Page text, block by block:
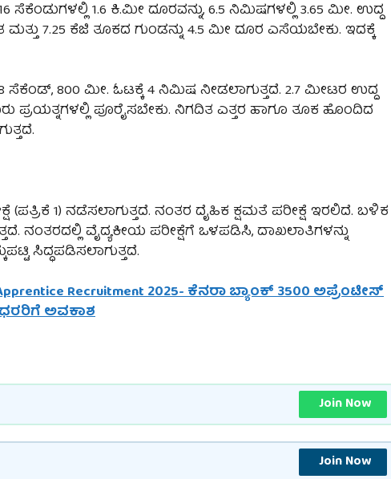
ಸೆಕೆಂಡುಗಳಲ್ಲಿ 1.6 ಕಿ.ಮೀ ದೂರವನ್ನು, 6.5 ನಿಮಿಷಗಳಲ್ಲಿ 3.65 ಮೀ. ಉದ್ದ
7.25 ಕೆಜಿ ತೂಕದ ಗುಂಡನ್ನು 4.5 ಮೀ ದೂರ ಎಸೆಯಬೇಕು. ಇದಕ್ಕೆ
800 ಮೀ. ಓಟಕ್ಕೆ 4 ನಿಮಿಷ ನೀಡಲಾಗುತ್ತದೆ. 2.7 ಮೀಟರ ಉದ್ದ
ಪ್ರಯತ್ನಗಳಲ್ಲಿ ಪೂರೈಸಬೇಕು. ನಿಗದಿತ ಎತ್ತರ ಹಾಗೂ ತೂಕ ಹೊಂದಿದ
1) ನಡೆಸಲಾಗುತ್ತದೆ. ನಂತರ ದೈಹಿಕ ಕ್ಷಮತೆ ಪರೀಕ್ಷೆ ಇರಲಿದೆ. ಬಳಿಕ
ನಂತರದಲ್ಲಿ ವೈದ್ಯಕೀಯ ಪರೀಕ್ಷೆಗೆ ಒಳಪಡಿಸಿ, ದಾಖಲಾತಿಗಳನ್ನು
ಸಿದ್ಧಪಡಿಸಲಾಗುತ್ತದೆ.
Apprentice Recruitment 2025- ಕೆನರಾ ಬ್ಯಾಂಕ್ 3500 ಅಪ್ರೆಂಟೀಸ್
ಅವಕಾಶ
Join Now
Join Now